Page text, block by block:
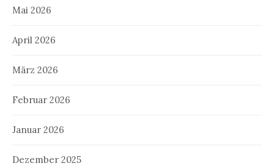
Mai 2026
April 2026
März 2026
Februar 2026
Januar 2026
Dezember 2025